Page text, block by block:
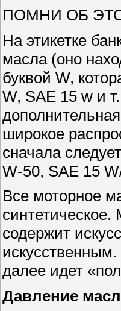
ПОМНИ ОБ
На этикетке
масла (оно
буквой W,
W, SAE 15 w и
широкое
сначала
W-50, SAE 15
Все моторное
содержит
далее идет
Давление масл